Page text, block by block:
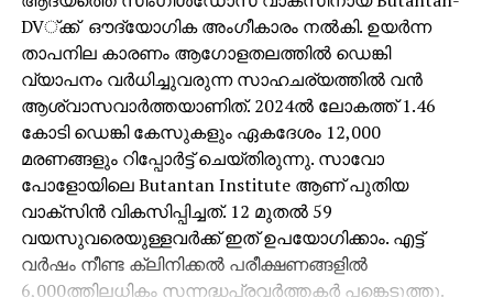
DV്ക്ക് ഔദ്യോഗിക അംഗീകാരം നല്‍കി. ഉയര്‍ന്ന
താപനില കാരണം ആഗോളതലത്തില്‍ ഡെങ്കി
വ്യാപനം വര്‍ധിച്ചുവരുന്ന സാഹചര്യത്തില്‍ വന്‍
ആശ്വാസവാര്‍ത്തയാണിത്. 2024ല്‍ ലോകത്ത് 1.46
കോടി ഡെങ്കി കേസുകളും ഏകദേശം 12,000
മരണങ്ങളും റിപ്പോര്‍ട്ട് ചെയ്തിരുന്നു. സാവോ
പോളോയിലെ Butantan Institute ആണ് പുതിയ
വാക്സിന്‍ വികസിപ്പിച്ചത്. 12 മുതല്‍ 59
വയസുവരെയുള്ളവര്‍ക്ക് ഇത് ഉപയോഗിക്കാം. എട്ട്
വര്‍ഷം നീണ്ട ക്ലിനിക്കല്‍ പരീക്ഷണങ്ങളില്‍
6,000ത്തിലധികം സന്നദ്ധപ്രവര്‍ത്തകര്‍ പങ്കെടുത്തു.